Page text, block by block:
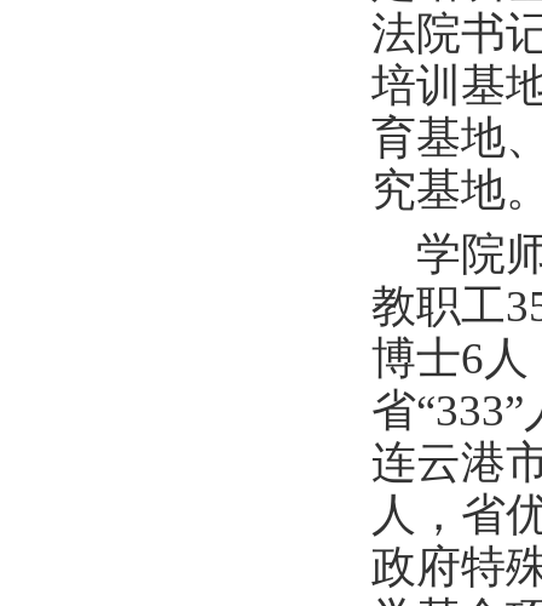
法院书
培训基
育基地
究基地
学院
教职工
博士6
省
连云港
人，省
政府特